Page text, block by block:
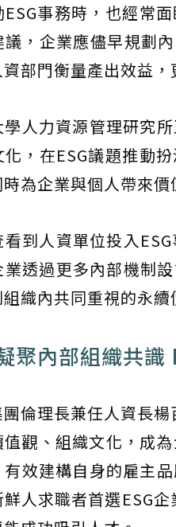
事務時，也經常
，企業應儘早規劃
部門衡量產出效益
人力資源管理研究
，在ESG議題推動
為企業與個人帶來價
到人資單位投入
透過更多內部機制
織內共同重視的永
聚內部組織共識
倫理長兼任人資長
觀、組織文化，成
效建構自身的雇主
人求職者首選ESG